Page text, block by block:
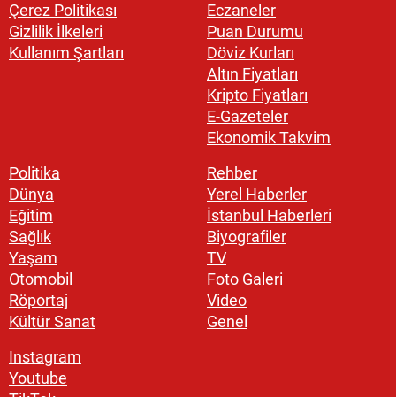
Çerez Politikası
Gizlilik İlkeleri
Kullanım Şartları
Eczaneler
Puan Durumu
Döviz Kurları
Altın Fiyatları
Kripto Fiyatları
E-Gazeteler
Ekonomik Takvim
Politika
Dünya
Eğitim
Sağlık
Yaşam
Otomobil
Röportaj
Kültür Sanat
Rehber
Yerel Haberler
İstanbul Haberleri
Biyografiler
TV
Foto Galeri
Video
Genel
Instagram
Youtube